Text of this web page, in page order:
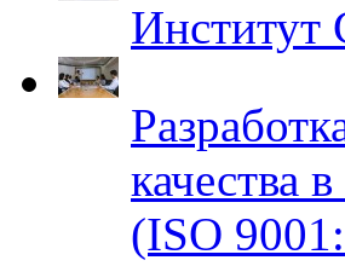
Институт
качества
(ISO